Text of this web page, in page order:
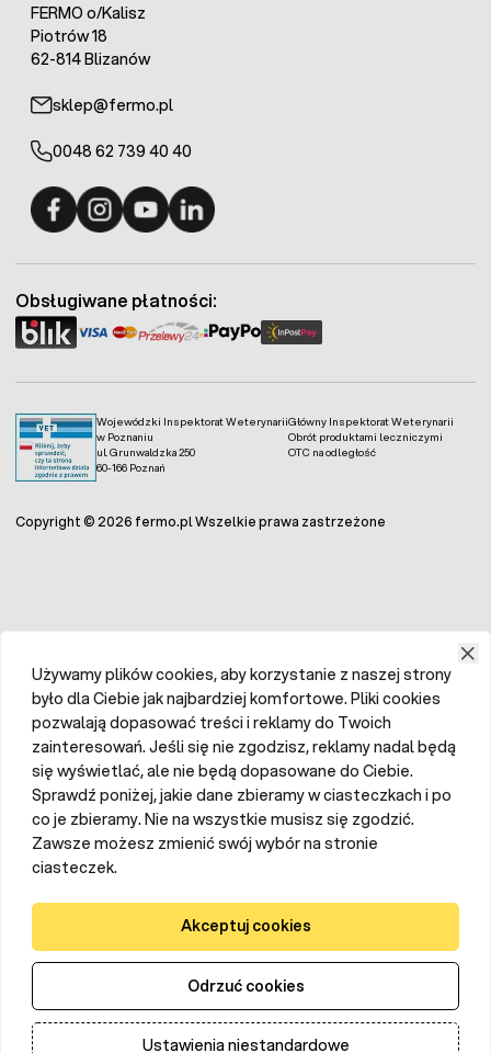
FERMO o/Kalisz
Piotrów 18
62-814 Blizanów
sklep@fermo.pl
0048 62 739 40 40
Wojewódzki Inspektorat Weterynarii
w Poznaniu
ul. Grunwaldzka 250
60-166 Poznań
Główny Inspektorat Weterynarii
Obrót produktami leczniczymi
OTC na odległość
Obsługiwane płatności:
Copyright © 2026 fermo.pl Wszelkie prawa zastrzeżone
Używamy plików cookies, aby korzystanie z naszej strony
było dla Ciebie jak najbardziej komfortowe. Pliki cookies
pozwalają dopasować treści i reklamy do Twoich
zainteresowań. Jeśli się nie zgodzisz, reklamy nadal będą
się wyświetlać, ale nie będą dopasowane do Ciebie.
Sprawdź poniżej, jakie dane zbieramy w ciasteczkach i po
co je zbieramy. Nie na wszystkie musisz się zgodzić.
Zawsze możesz zmienić swój wybór na stronie
ciasteczek.
Akceptuj cookies
Odrzuć cookies
Ustawienia niestandardowe